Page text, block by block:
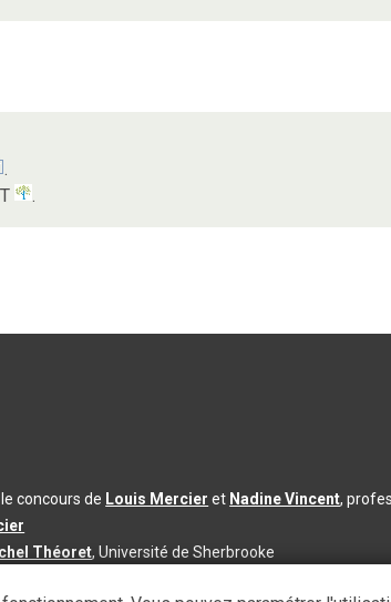
.
.
concours de Louis Mercier et Nadine Vincent,
Théoret, Université de Sherbrooke